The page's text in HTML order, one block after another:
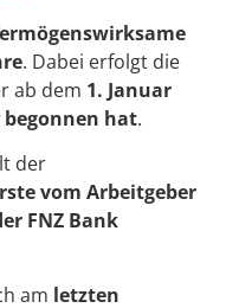
. Dabei erfolgt die
ab dem 1. Januar
begonnen hat.
der
vom Arbeitgeber
FNZ Bank
am letzten